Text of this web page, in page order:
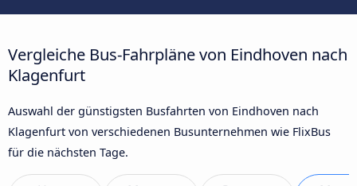
Vergleiche Bus-Fahrpläne von Eindhoven nach
Klagenfurt
Auswahl der günstigsten Busfahrten von Eindhoven nach
Klagenfurt von verschiedenen Busunternehmen wie FlixBus
für die nächsten Tage.